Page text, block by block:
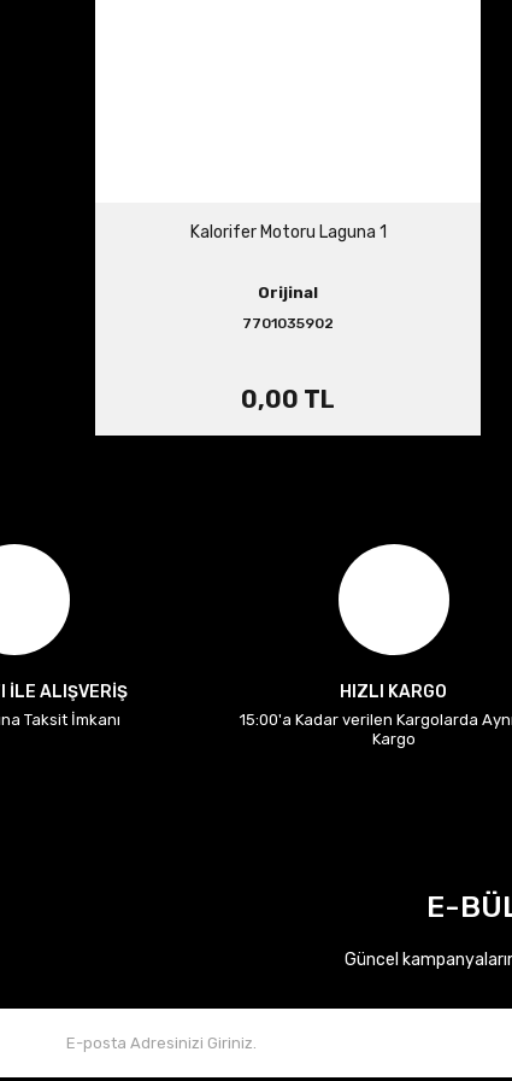
Kalorifer Motoru Laguna 1
Orijinal
7701035902
0,00 TL
İLE ALIŞVERİŞ
Taksit İmkanı
HIZLI KARGO
15:00'a Kadar verilen Kargolarda
Kargo
E-
Güncel